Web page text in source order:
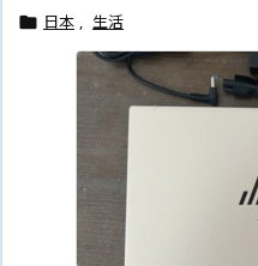
 日本 生活